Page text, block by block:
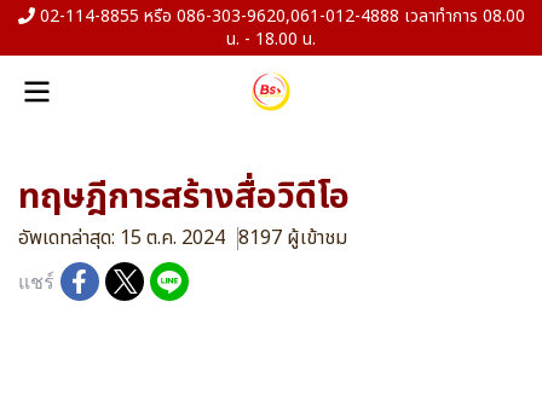
02-114-8855 หรือ 086-303-9620,061-012-4888 เวลาทำการ 08.00
น. - 18.00 น.
ทฤษฎีการสร้างสื่อวิดีโอ
อัพเดทล่าสุด: 15 ต.ค. 2024 8197 ผู้เข้าชม
แชร์